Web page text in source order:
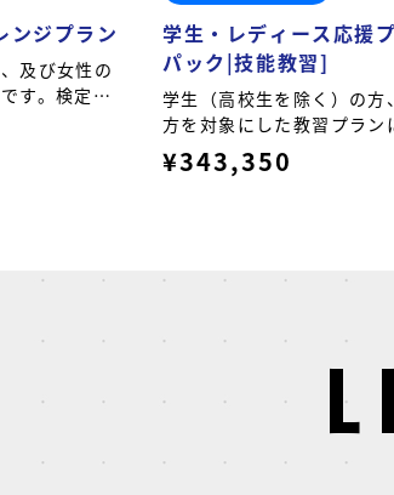
ンジプラン
及び女性の
す。検定不
の追加料金
学生・レディース応援
パック|技能教習]
学生（高校生を除く）の方
方を対象にした教習プラン
習料の保証が付いたプラン
¥343,350